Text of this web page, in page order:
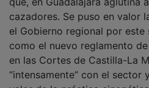
cazadores. Se puso en valor
el Gobierno regional por
como el nuevo reglamento
en las Cortes de Castilla-La
“intensamente” con el sector
valor de la práctica